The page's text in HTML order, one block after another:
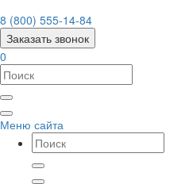
8 (800) 555-14-84
Заказать звонок
0
Меню сайта